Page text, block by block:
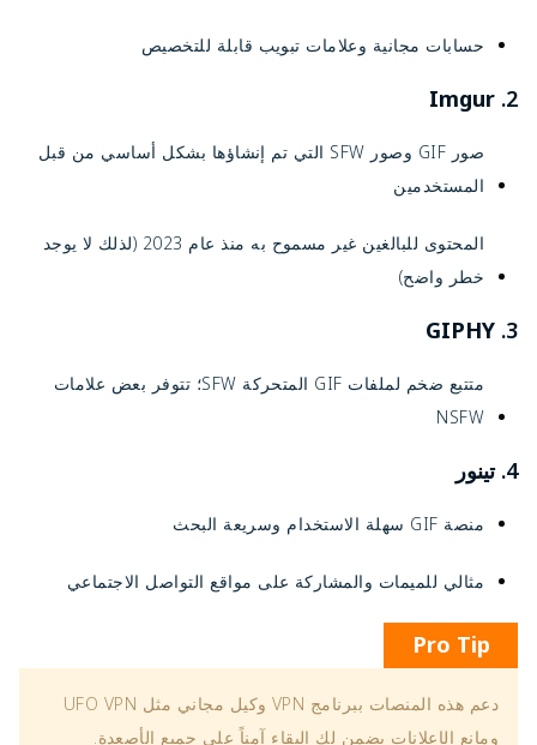
حسابات مجانية وعلامات تبويب قابلة للتخصيص
2.
Imgur
صور GIF وصور SFW التي تم إنشاؤها بشكل أساسي من قبل
المستخدمين
المحتوى للبالغين غير مسموح به منذ عام 2023 (لذلك لا يوجد
خطر واضح)
3.
GIPHY
متتبع ضخم لملفات GIF المتحركة SFW؛ تتوفر بعض علامات
NSFW
4. تينور
منصة GIF سهلة الاستخدام وسريعة البحث
مثالي للميمات والمشاركة على مواقع التواصل الاجتماعي
Pro Tip
دعم هذه المنصات ببرنامج VPN وكيل مجاني مثل UFO VPN
ومانع الإعلانات يضمن لك البقاء آمناً على جميع الأصعدة.